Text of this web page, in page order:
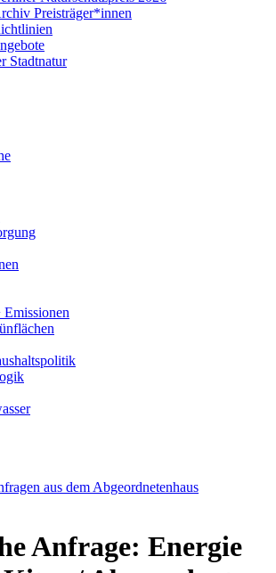
Preisträger*innen
Stadtnatur
aus dem Abgeordnetenhaus
Anfrage: Energie